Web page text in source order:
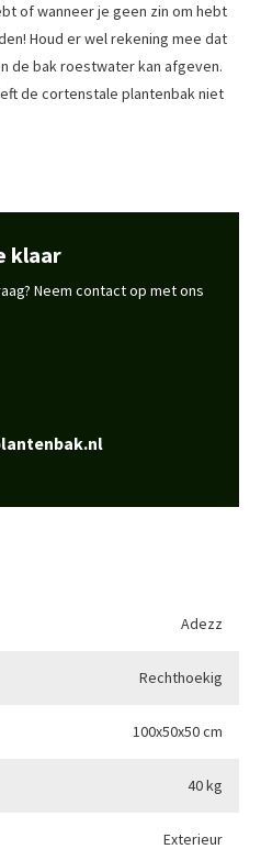
of wanneer je geen zin om hebt
Houd er wel rekening mee dat
de bak roestwater kan afgeven.
de cortenstale plantenbak niet
klaar
Neem contact op met ons
Adezz
Rechthoekig
100x50x50 cm
40 kg
Exterieur